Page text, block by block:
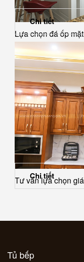
Lựa chọn đá ốp
Chi tiết
Tư vấn lựa chọn
Chi tiết
Tủ bếp